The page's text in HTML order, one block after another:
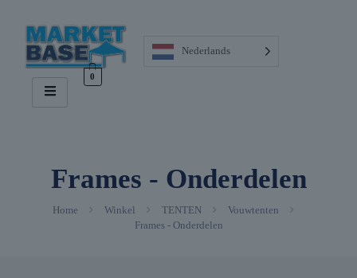
0
Nederlands
Frames - Onderdelen
Home Winkel TENTEN
Vouwtenten
Frames - Onderdelen